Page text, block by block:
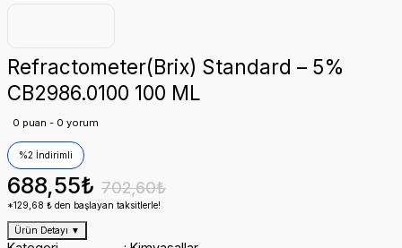
Refractometer(Brix) Standard – 5%
CB2986.0100 100 ML
0 puan - 0 yorum
%2 İndirimli
688,55₺ 702,60₺
*129,68 ₺ den başlayan taksitlerle!
Ürün Detayı ▼